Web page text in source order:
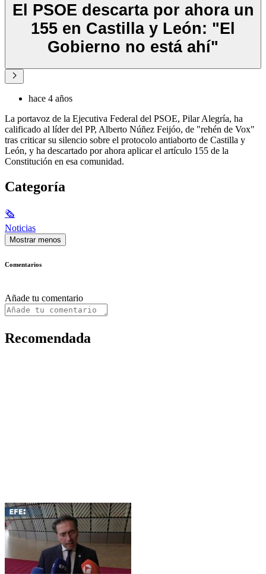
El PSOE descarta por ahora un
155 en Castilla y León: "El
Gobierno no está ahí"
hace 4 años
La portavoz de la Ejecutiva Federal del PSOE, Pilar Alegría, ha
calificado al líder del PP, Alberto Núñez Feijóo, de "rehén de Vox"
tras criticar su silencio sobre el protocolo antiaborto de Castilla y
León, y ha descartado por ahora aplicar el artículo 155 de la
Constitución en esa comunidad.
Categoría
🗞
Noticias
Mostrar menos
Comentarios
Añade tu comentario
Recomendada